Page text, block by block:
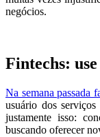
negócios.
Fintechs:
Na semana passada
usuário dos
justamente isso:
buscando oferecer